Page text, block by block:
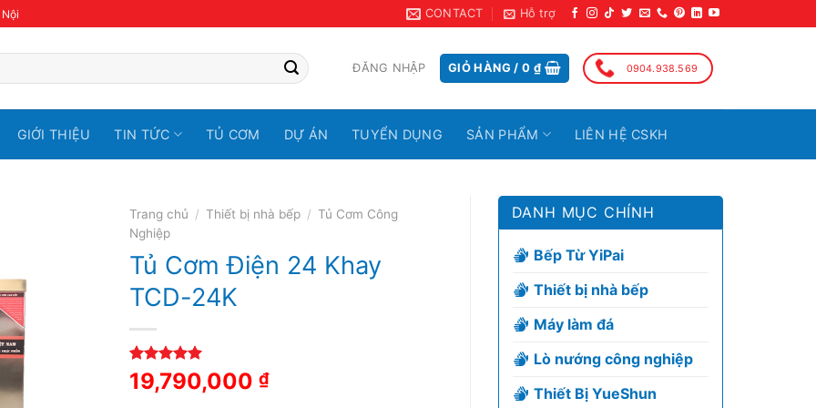
CONTACT Hỗ trợ
ĐĂNG NHẬP GIỎ HÀNG /0 ₫ 0904.938.569
GIỚI THIỆU TIN TỨC TỦ CƠM DỰ ÁN TUYỂN DỤNG SẢN PHẨM LIÊN HỆ CSKH
Trang chủ / Thiết bị nhà bếp / Tủ Cơm Công
Nghiệp
Tủ Cơm Điện 24 Khay
TCD-24K
5.00 trên 5
dựa trên
1
19,790,000 ₫
DANH MỤC CHÍNH
Bếp Từ YiPai
Thiết bị nhà bếp
Máy làm đá
Lò nướng công nghiệp
Thiết Bị YueShun